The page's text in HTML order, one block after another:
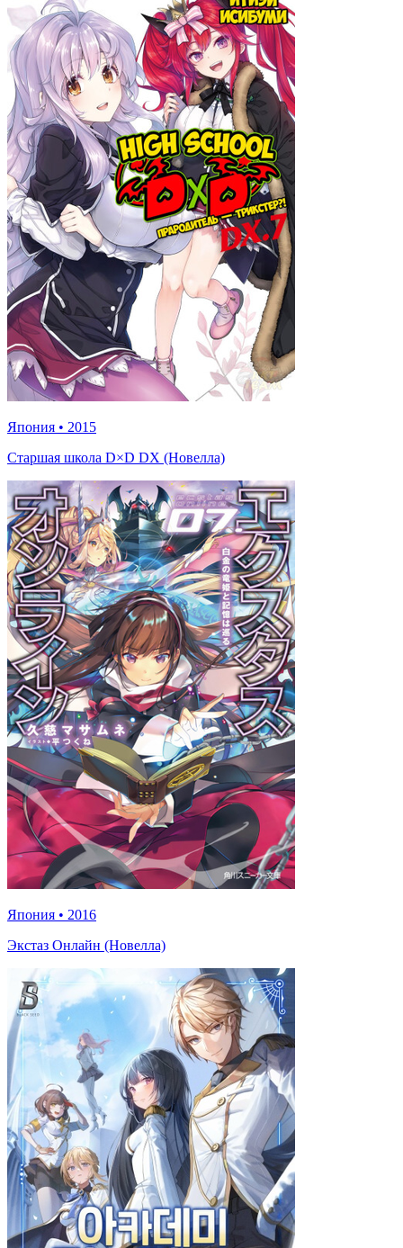
Япония • 2015
Старшая школа D×D DX (Новелла)
Япония • 2016
Экстаз Онлайн (Новелла)